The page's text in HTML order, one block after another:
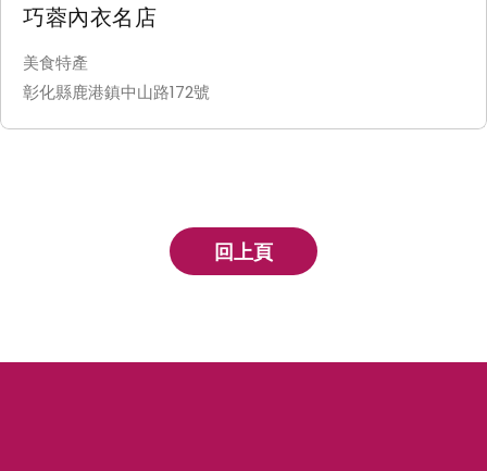
巧蓉內衣名店
美食特產
彰化縣鹿港鎮中山路172號
回上頁